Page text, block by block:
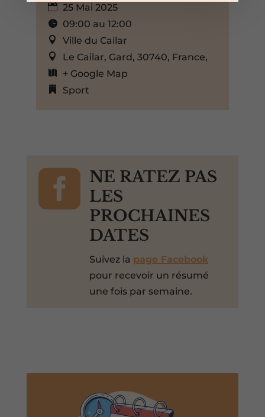
25 Mai 2025
09:00 au 12:00
Ville du Cailar
Le Cailar, Gard, 30740, France,
+ Google Map
Sport

NE RATEZ PAS
LES
PROCHAINES
DATES
Suivez la page Facebook
pour recevoir un résumé
une fois par semaine.